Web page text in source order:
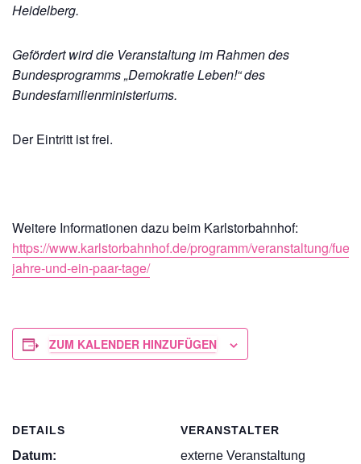
Heidelberg.
Gefördert wird die Veranstaltung im Rahmen des
Bundesprogramms „Demokratie Leben!“ des
Bundesfamilienministeriums.
Der Eintritt ist frei.
Weitere Informationen dazu beim Karlstorbahnhof:
https://www.karlstorbahnhof.de/programm/veranstaltung/
jahre-und-ein-paar-tage/
ZUM KALENDER HINZUFÜGEN
DETAILS
Datum:
VERANSTALTER
externe Veranstaltung